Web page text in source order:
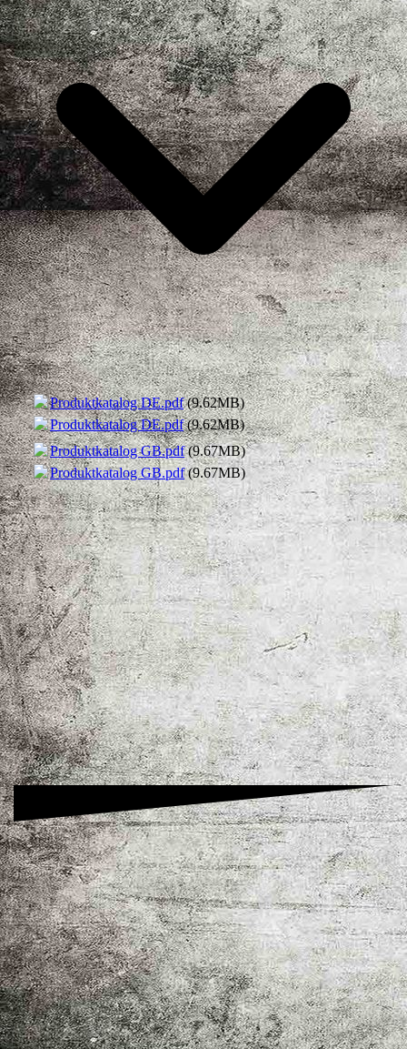
Produktkatalog DE.pdf(9.62MB)
Produktkatalog DE.pdf(9.62MB)
Produktkatalog GB.pdf(9.67MB)
Produktkatalog GB.pdf(9.67MB)